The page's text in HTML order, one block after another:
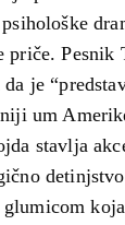
priče. Pesnik
je
um
stavlja